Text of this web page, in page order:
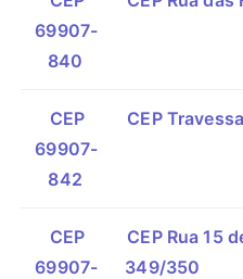
69907-
840
CEP
69907-
842
CEP
CEP
69907-
CEP Rua 15
349/350